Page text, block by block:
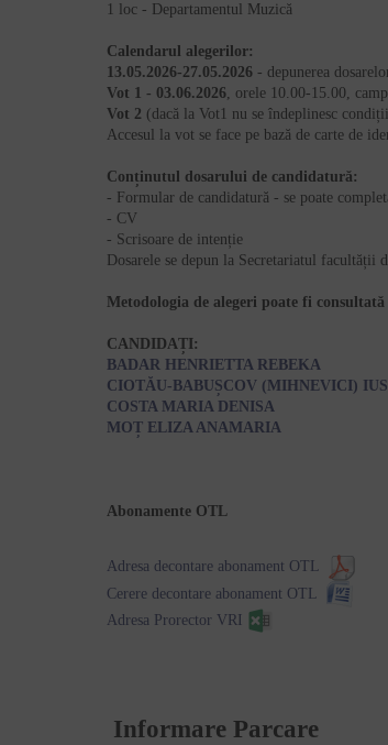
1 loc - Departamentul Muzică
Calendarul alegerilor:
13.05.2026-27.05.2026 - depunerea
Vot 1 - 03.06.2026, orele 10.00-15.00,
Vot 2 (dacă la Vot1 nu se îndeplinesc
Accesul la vot se face pe bază de carte de
Conținutul dosarului de candidatură:
- Formular de candidatură - se poate
- CV
- Scrisoare de intenție
Dosarele se depun la Secretariatul facultății
Metodologia de alegeri poate fi consultată
CANDIDAȚI:
BADAR HENRIETTA REBEKA
CIOTĂU-BABUȘCOV (MIHNEVICI)
COSTA MARIA DENISA
MOȚ ELIZA ANAMARIA
Abonamente OTL
Adresa decontare abonament OTL
Cerere decontare abonament OTL
Adresa Prorector VRI
Informare Parcare